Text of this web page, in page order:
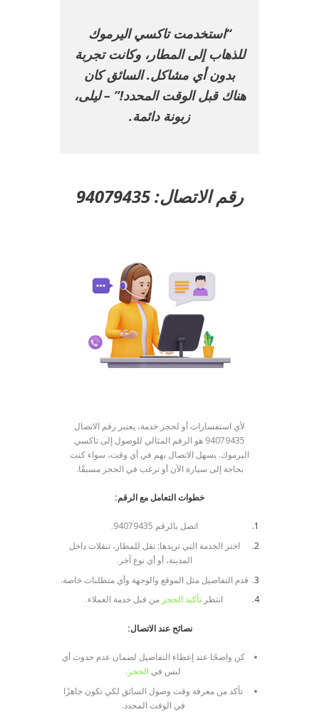
“استخدمت تاكسي اليرموك
للذهاب إلى المطار، وكانت تجربة
بدون أي مشاكل. السائق كان
هناك قبل الوقت المحدد!” – ليلى،
زبونة دائمة.
رقم الاتصال: 94079435
لأي استفسارات أو لحجز خدمة، يعتبر رقم الاتصال
94079435 هو الرقم المثالي للوصول إلى تاكسي
اليرموك. يسهل الاتصال بهم في أي وقت، سواء كنت
بحاجة إلى سيارة الآن أو ترغب في الحجز مسبقًا.
خطوات التعامل مع الرقم:
اتصل بالرقم 94079435.
اختر الخدمة التي تريدها: نقل للمطار، تنقلات داخل
المدينة، أو أي نوع آخر.
قدم التفاصيل مثل الموقع والوجهة وأي متطلبات خاصة.
انتظر تأكيد الحجز من قبل خدمة العملاء.
نصائح عند الاتصال:
كن واضحًا عند إعطاء التفاصيل لضمان عدم حدوث أي
لبس في الحجز .
تأكد من معرفة وقت وصول السائق لكي تكون جاهزًا
في الوقت المحدد.